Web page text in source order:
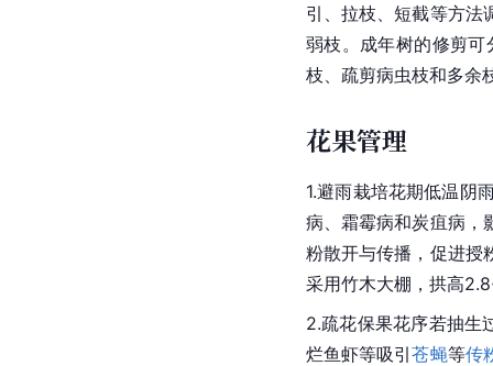
引、拉枝、短截等方法
弱枝。成年树的修剪
枝、疏剪病虫枝和多余
花果管理
1.避雨栽培花期低温阴
病、霜霉病和炭疽病
粉散开与传播，促进授
采用竹木大棚，拱高
2.疏花保果花序若抽生
烂鱼虾等吸引苍蝇等传